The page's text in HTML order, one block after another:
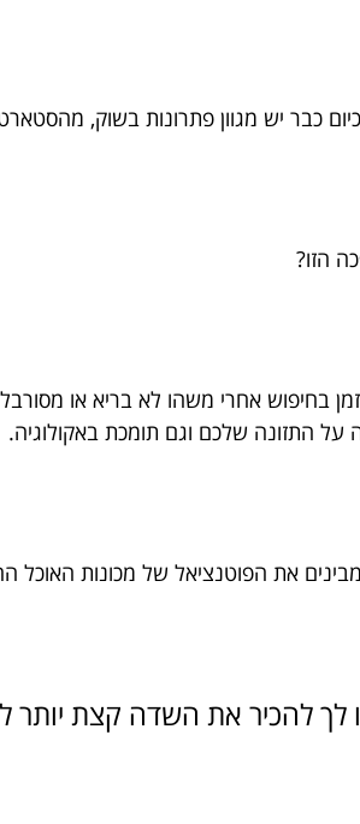
כבר יש מגוון פתרונות בשוק,
הזו?
זמן בחיפוש אחרי משהו לא בריא או
על התזונה שלכם וגם תומכת באקולוגיה.
את הפוטנציאל של מכונות
לך להכיר את השדה קצת יותר